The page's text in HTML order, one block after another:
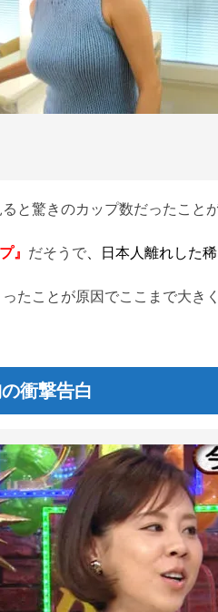
と驚きのカップ数だったこと
』 だそうで 、日本人離れした
たことが原因でここまで大き
衝撃告白